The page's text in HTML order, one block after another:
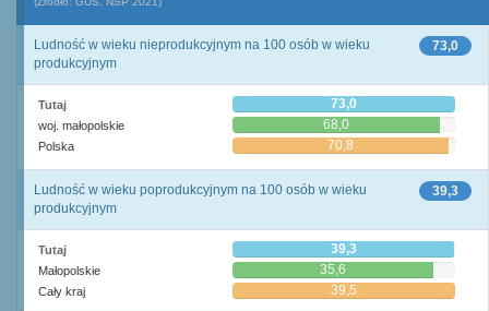
73,0
Ludność w wieku nieprodukcyjnym na 100 osób w wieku
produkcyjnym
Tutaj 73,0
woj. małopolskie 68,0
Polska 70,8
39,3
Ludność w wieku poprodukcyjnym na 100 osób w wieku
produkcyjnym
Tutaj 39,3
Małopolskie 35,6
Cały kraj 39,5